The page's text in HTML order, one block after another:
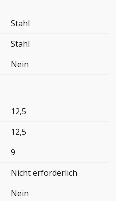
Stahl
Stahl
Nein
12,5
12,5
9
Nicht erforderlich
Nein